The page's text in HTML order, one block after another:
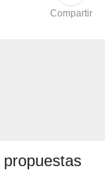
Compartir
propuestas